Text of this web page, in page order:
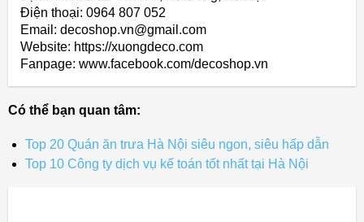
Điện thoại: 0964 807 052
Email: decoshop.vn@gmail.com
Website: https://xuongdeco.com
Fanpage: www.facebook.com/decoshop.vn
Có thể bạn quan tâm:
Top 20 Quán ăn trưa Hà Nội siêu ngon, siêu hấp dẫn
Top 10 Công ty dịch vụ kế toán tốt nhất tại Hà Nội